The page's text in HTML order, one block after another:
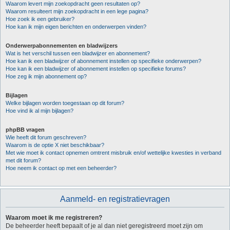
Waarom levert mijn zoekopdracht geen resultaten op?
Waarom resulteert mijn zoekopdracht in een lege pagina?
Hoe zoek ik een gebruiker?
Hoe kan ik mijn eigen berichten en onderwerpen vinden?
Onderwerpabonnementen en bladwijzers
Wat is het verschil tussen een bladwijzer en abonnement?
Hoe kan ik een bladwijzer of abonnement instellen op specifieke onderwerpen?
Hoe kan ik een bladwijzer of abonnement instellen op specifieke forums?
Hoe zeg ik mijn abonnement op?
Bijlagen
Welke bijlagen worden toegestaan op dit forum?
Hoe vind ik al mijn bijlagen?
phpBB vragen
Wie heeft dit forum geschreven?
Waarom is de optie X niet beschikbaar?
Met wie moet ik contact opnemen omtrent misbruik en/of wettelijke kwesties in verband
met dit forum?
Hoe neem ik contact op met een beheerder?
Aanmeld- en registratievragen
Waarom moet ik me registreren?
De beheerder heeft bepaalt of je al dan niet geregistreerd moet zijn om